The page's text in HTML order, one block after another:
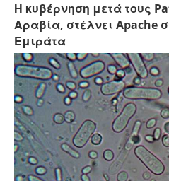
Η κυβέρνηση μετά τους
Αραβία, στέλνει Apache
Εμιράτα